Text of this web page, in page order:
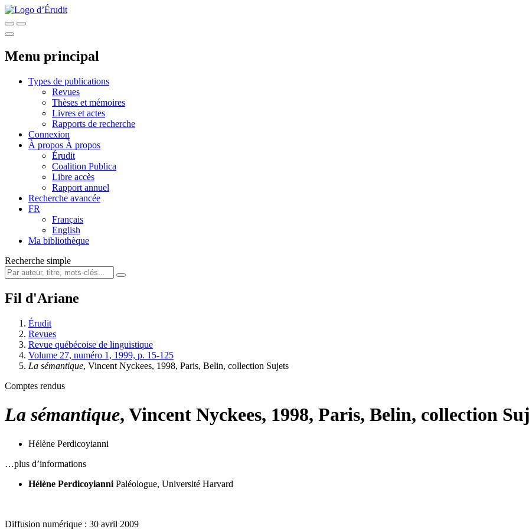
Menu principal
Types de publications
Revues
Thèses et mémoires
Livres et actes
Rapports de recherche
Connexion
À propos À propos
Érudit
Coalition Publica
Libre accès
Rapport annuel
Recherche avancée
FR
Français
English
Ma bibliothèque
Recherche simple
Fil d'Ariane
Érudit
Revues
Revue québécoise de linguistique
Volume 27, numéro 1, 1999, p. 15-125
La sémantique, Vincent Nyckees, 1998, Paris, Belin, collection Sujets
Comptes rendus
La sémantique, Vincent Nyckees, 1998, Paris, Belin, collection
Hélène Perdicoyianni
…plus d’informations
Hélène Perdicoyianni Paléologue, Université Harvard
Diffusion numérique : 30 avril 2009